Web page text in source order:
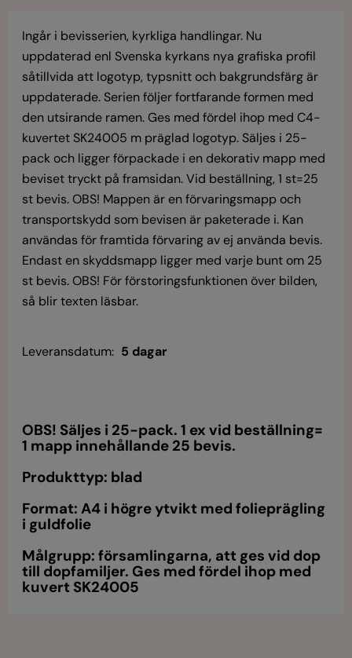
Ingår i bevisserien, kyrkliga handlingar. Nu
uppdaterad enl Svenska kyrkans nya grafiska profil
såtillvida att logotyp, typsnitt och bakgrundsfärg är
uppdaterade. Serien följer fortfarande formen med
den utsirande ramen. Ges med fördel ihop med C4-
kuvertet SK24005 m präglad logotyp. Säljes i 25-
pack och ligger förpackade i en dekorativ mapp med
beviset tryckt på framsidan. Vid beställning, 1 st=25
st bevis. OBS! Mappen är en förvaringsmapp och
transportskydd som bevisen är paketerade i. Kan
användas för framtida förvaring av ej använda bevis.
Endast en skyddsmapp ligger med varje bunt om 25
st bevis. OBS! För förstoringsfunktionen över bilden,
så blir texten läsbar.
Leveransdatum: 5 dagar
OBS! Säljes i 25-pack. 1 ex vid beställning=
1 mapp innehållande 25 bevis.
Produkttyp: blad
Format: A4 i högre ytvikt med folieprägling
i guldfolie
Målgrupp: församlingarna, att ges vid dop
till dopfamiljer. Ges med fördel ihop med
kuvert SK24005